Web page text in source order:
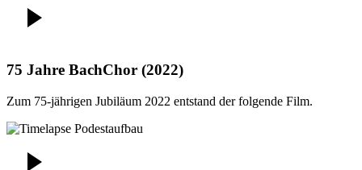
75 Jahre BachChor (2022)
Zum 75-jährigen Jubiläum 2022 entstand der folgende Film.